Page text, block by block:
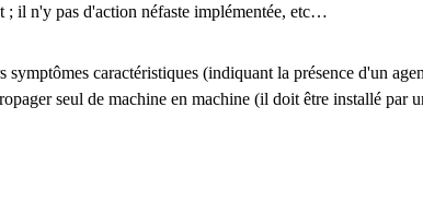
; il n'y pas d'action néfaste implémentée, etc…
caractéristiques (indiquant la présence d'un
seul de machine en machine (il doit être installé par